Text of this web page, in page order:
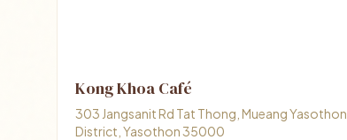
Kong Khoa Café
303 Jangsanit Rd Tat Thong, Mueang Yasothon
District, Yasothon 35000